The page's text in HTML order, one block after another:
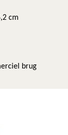
cm
brug